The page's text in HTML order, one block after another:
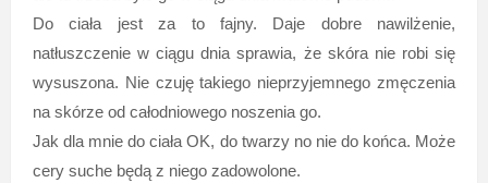
Do ciała jest za to fajny. Daje dobre nawilżenie,
natłuszczenie w ciągu dnia sprawia, że skóra nie robi się
wysuszona. Nie czuję takiego nieprzyjemnego zmęczenia
na skórze od całodniowego noszenia go.
Jak dla mnie do ciała OK, do twarzy no nie do końca. Może
cery suche będą z niego zadowolone.